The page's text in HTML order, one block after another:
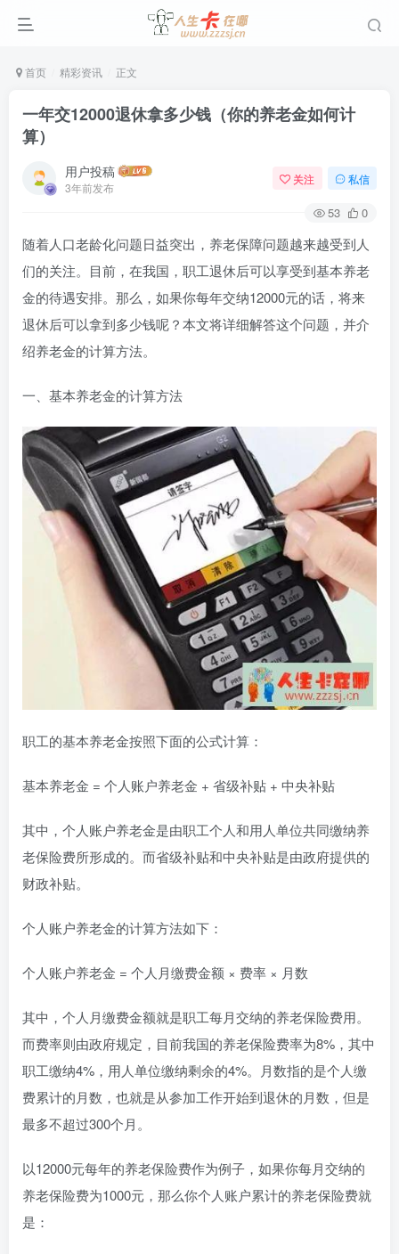
首页 精彩资讯 正文
一年交12000退休拿多少钱（你的养老金如何计
算）
用户投稿
3年前发布
关注 私信
53 0
随着人口老龄化问题日益突出，养老保障问题越来越受到人
们的关注。目前，在我国，职工退休后可以享受到基本养老
金的待遇安排。那么，如果你每年交纳12000元的话，将来
退休后可以拿到多少钱呢？本文将详细解答这个问题，并介
绍养老金的计算方法。
一、基本养老金的计算方法
职工的基本养老金按照下面的公式计算：
基本养老金 = 个人账户养老金 + 省级补贴 + 中央补贴
其中，个人账户养老金是由职工个人和用人单位共同缴纳养
老保险费所形成的。而省级补贴和中央补贴是由政府提供的
财政补贴。
个人账户养老金的计算方法如下：
个人账户养老金 = 个人月缴费金额 × 费率 × 月数
其中，个人月缴费金额就是职工每月交纳的养老保险费用。
而费率则由政府规定，目前我国的养老保险费率为8%，其中
职工缴纳4%，用人单位缴纳剩余的4%。月数指的是个人缴
费累计的月数，也就是从参加工作开始到退休的月数，但是
最多不超过300个月。
以12000元每年的养老保险费作为例子，如果你每月交纳的
养老保险费为1000元，那么你个人账户累计的养老保险费就
是：